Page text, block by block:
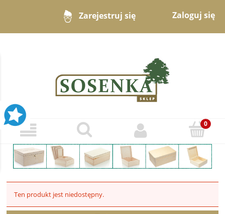
Zarejestruj się Zaloguj się
Ten produkt jest niedostępny.